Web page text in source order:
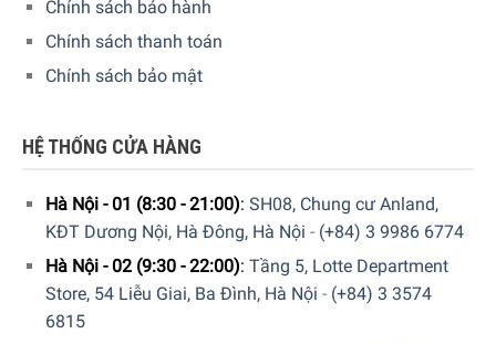
Chính sách bảo hành
Chính sách thanh toán
Chính sách bảo mật
HỆ THỐNG CỬA HÀNG
Hà Nội - 01 (8:30 - 21:00): SH08, Chung cư Anland,
KĐT Dương Nội, Hà Đông, Hà Nội - (+84) 3 9986 6774
Hà Nội - 02 (9:30 - 22:00): Tầng 5, Lotte Department
Store, 54 Liễu Giai, Ba Đình, Hà Nội - (+84) 3 3574
6815